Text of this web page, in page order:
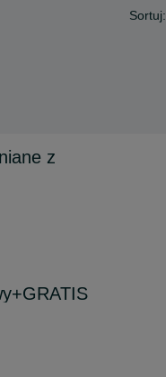
Sortuj:
z